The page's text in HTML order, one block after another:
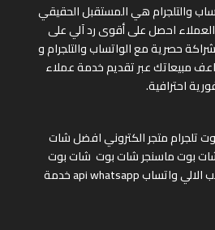
والتلجرام هي المستقبل الحقيقي
العملاء احصل على أقوى رد آلي على
حصرية مع الواتساب والتلجرام و
مبيعاتك عبر تقديم خدمة عملاء
احترافية.
تلجراممتجر الكترونيافضل شات
بوت ماسنجرشات بوت شات بوت
الالي واتسابapi whatsappخدمة